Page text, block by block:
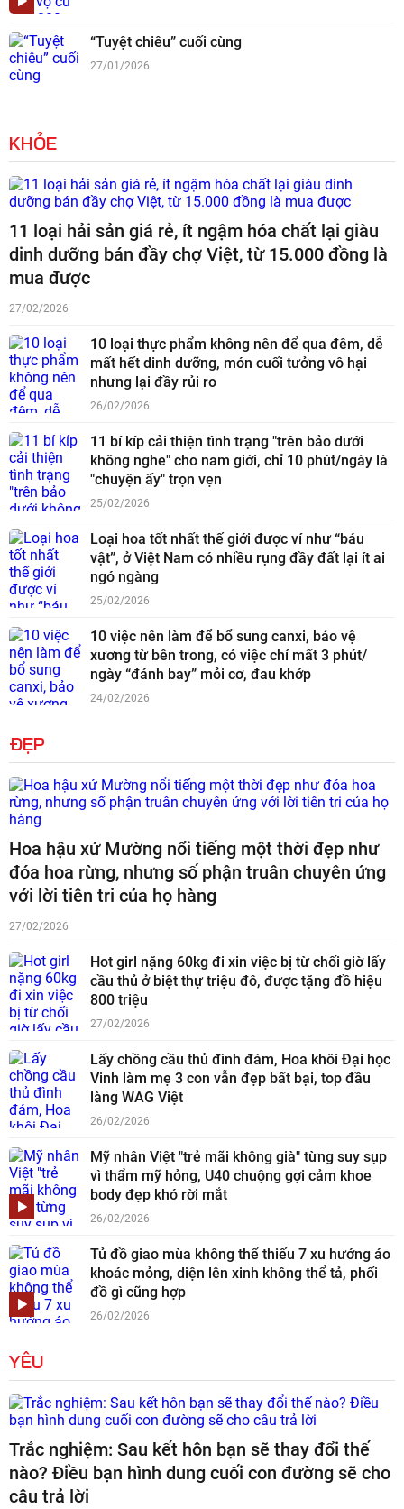
“Tuyệt chiêu” cuối cùng
27/01/2026
KHỎE
11 loại hải sản giá rẻ, ít ngậm hóa chất lại giàu
dinh dưỡng bán đầy chợ Việt, từ 15.000 đồng là
mua được
27/02/2026
10 loại thực phẩm không nên để qua đêm, dễ
mất hết dinh dưỡng, món cuối tưởng vô hại
nhưng lại đầy rủi ro
26/02/2026
11 bí kíp cải thiện tình trạng "trên bảo dưới
không nghe" cho nam giới, chỉ 10 phút/ngày là
"chuyện ấy" trọn vẹn
25/02/2026
Loại hoa tốt nhất thế giới được ví như “báu
vật”, ở Việt Nam có nhiều rụng đầy đất lại ít ai
ngó ngàng
25/02/2026
10 việc nên làm để bổ sung canxi, bảo vệ
xương từ bên trong, có việc chỉ mất 3 phút/
ngày “đánh bay” mỏi cơ, đau khớp
24/02/2026
ĐẸP
Hoa hậu xứ Mường nổi tiếng một thời đẹp như
đóa hoa rừng, nhưng số phận truân chuyên ứng
với lời tiên tri của họ hàng
27/02/2026
Hot girl nặng 60kg đi xin việc bị từ chối giờ lấy
cầu thủ ở biệt thự triệu đô, được tặng đồ hiệu
800 triệu
27/02/2026
Lấy chồng cầu thủ đình đám, Hoa khôi Đại học
Vinh làm mẹ 3 con vẫn đẹp bất bại, top đầu
làng WAG Việt
26/02/2026
Mỹ nhân Việt "trẻ mãi không già" từng suy sụp
vì thẩm mỹ hỏng, U40 chuộng gợi cảm khoe
body đẹp khó rời mắt
26/02/2026
Tủ đồ giao mùa không thể thiếu 7 xu hướng áo
khoác mỏng, diện lên xinh không thể tả, phối
đồ gì cũng hợp
26/02/2026
YÊU
Trắc nghiệm: Sau kết hôn bạn sẽ thay đổi thế
nào? Điều bạn hình dung cuối con đường sẽ cho
câu trả lời